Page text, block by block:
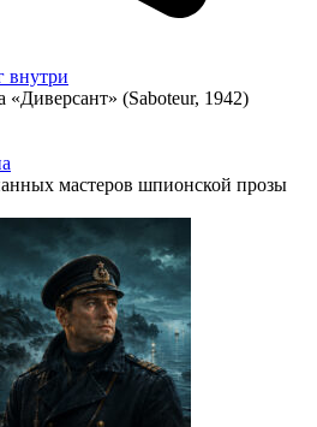
внутри
(Saboteur, 1942)
мастеров шпионской прозы